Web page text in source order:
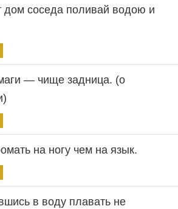
дом соседа поливай водою и
— чище задница. (о
на ногу чем на язык.
в воду плавать не